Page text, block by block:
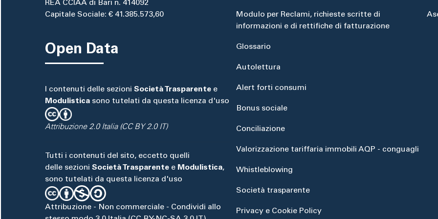
REA CCIAA di Bari n. 414092
Capitale Sociale: € 41.385.573,60
Open Data
I contenuti delle sezioni Società Trasparente e
Modulistica sono tutelati da questa licenza d'uso
Attribuzione 2.0 Italia (CC BY 2.0 IT)
Tutti i contenuti del sito, eccetto quelli
delle sezioni Società Trasparente e Modulistica,
sono tutelati da questa licenza d'uso
Attribuzione - Non commerciale - Condividi allo
Modulo per Reclami, richieste scritte di
informazioni e di rettifiche di fatturazione
Glossario
Autolettura
Alert forti consumi
Bonus sociale
Conciliazione
Valorizzazione tariffaria immobili AQP - conguagli
Whistleblowing
Società trasparente
Privacy e Cookie Policy